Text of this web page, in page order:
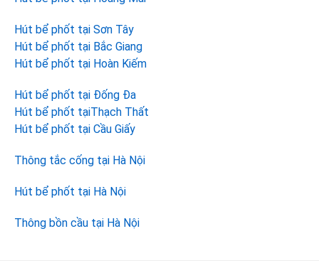
Hút bể phốt tại Sơn Tây
Hút bể phốt tại Bắc Giang
Hút bể phốt tại Hoàn Kiếm
Hút bể phốt tại Đống Đa
Hút bể phốt tạiThạch Thất
Hút bể phốt tại Cầu Giấy
Thông tắc cống tại Hà Nội
Hút bể phốt tại Hà Nội
Thông bồn cầu tại Hà Nội